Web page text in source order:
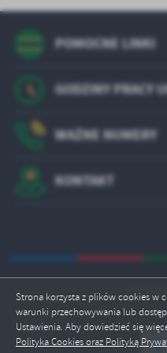
Strona korzysta z plików cookies w
warunki przechowywania lub
Ustawienia. Aby dowiedzieć się
Polityka Cookies oraz Polityką
POMOCNE LINKI
GODZINY PRACY
WAŻNE NUMERY
KONTAKT